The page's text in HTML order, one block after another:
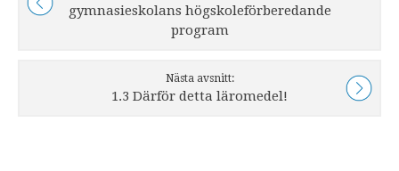
gymnasieskolans högskoleförberedande
program
Nästa avsnitt:
1.3 Därför detta läromedel!